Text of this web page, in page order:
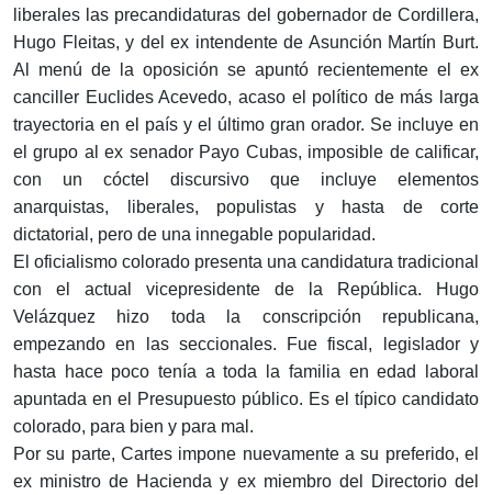
liberales las precandidaturas del gobernador de Cordillera,
Hugo Fleitas, y del ex intendente de Asunción Martín Burt.
Al menú de la oposición se apuntó recientemente el ex
canciller Euclides Acevedo, acaso el político de más larga
trayectoria en el país y el último gran orador. Se incluye en
el grupo al ex senador Payo Cubas, imposible de calificar,
con un cóctel discursivo que incluye elementos
anarquistas, liberales, populistas y hasta de corte
dictatorial, pero de una innegable popularidad.
El oficialismo colorado presenta una candidatura tradicional
con el actual vicepresidente de la República. Hugo
Velázquez hizo toda la conscripción republicana,
empezando en las seccionales. Fue fiscal, legislador y
hasta hace poco tenía a toda la familia en edad laboral
apuntada en el Presupuesto público. Es el típico candidato
colorado, para bien y para mal.
Por su parte, Cartes impone nuevamente a su preferido, el
ex ministro de Hacienda y ex miembro del Directorio del